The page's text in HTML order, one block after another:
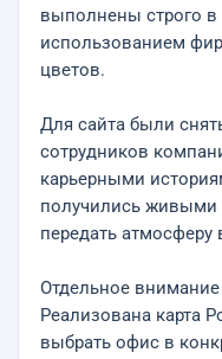
выполнены строго в
использованием
цветов.
Для сайта были
сотрудников
карьерными
получились живыми
передать
Отдельное
Реализована карта
выбрать офис в